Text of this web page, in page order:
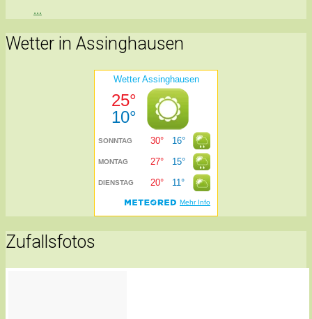
...
Wetter in Assinghausen
Zufallsfotos